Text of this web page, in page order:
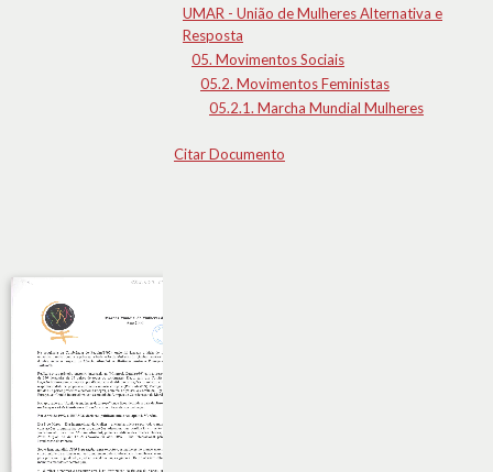
UMAR - União de Mulheres Alternativa e
Resposta
05. Movimentos Sociais
05.2. Movimentos Feministas
05.2.1. Marcha Mundial Mulheres
Citar Documento